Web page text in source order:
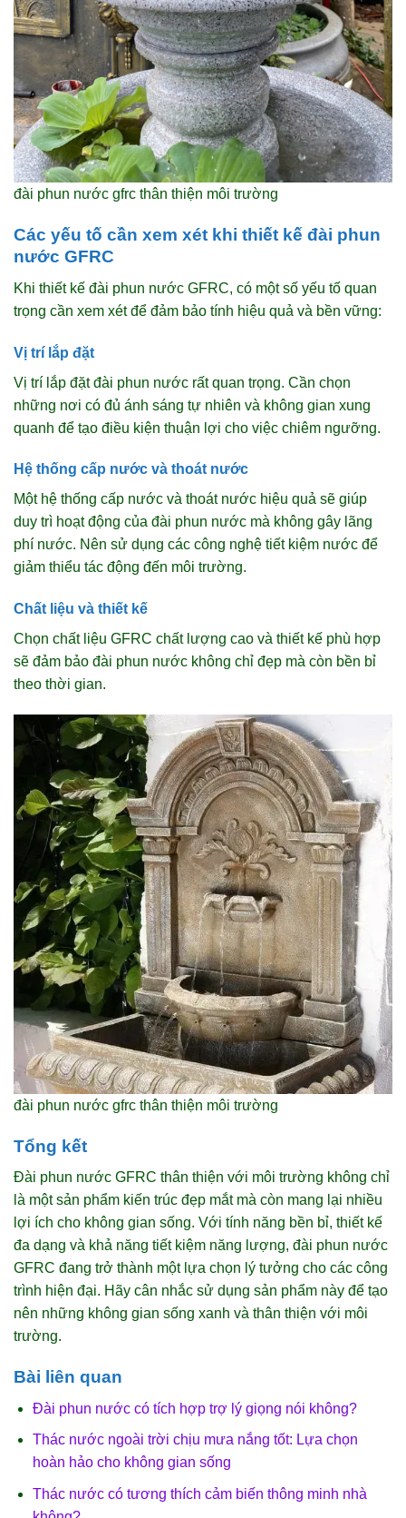
đài phun nước gfrc thân thiện môi trường
Các yếu tố cần xem xét khi thiết kế đài phun
nước GFRC
Khi thiết kế đài phun nước GFRC, có một số yếu tố quan
trọng cần xem xét để đảm bảo tính hiệu quả và bền vững:
Vị trí lắp đặt
Vị trí lắp đặt đài phun nước rất quan trọng. Cần chọn
những nơi có đủ ánh sáng tự nhiên và không gian xung
quanh để tạo điều kiện thuận lợi cho việc chiêm ngưỡng.
Hệ thống cấp nước và thoát nước
Một hệ thống cấp nước và thoát nước hiệu quả sẽ giúp
duy trì hoạt động của đài phun nước mà không gây lãng
phí nước. Nên sử dụng các công nghệ tiết kiệm nước để
giảm thiểu tác động đến môi trường.
Chất liệu và thiết kế
Chọn chất liệu GFRC chất lượng cao và thiết kế phù hợp
sẽ đảm bảo đài phun nước không chỉ đẹp mà còn bền bỉ
theo thời gian.
đài phun nước gfrc thân thiện môi trường
Tổng kết
Đài phun nước GFRC thân thiện với môi trường không chỉ
là một sản phẩm kiến trúc đẹp mắt mà còn mang lại nhiều
lợi ích cho không gian sống. Với tính năng bền bỉ, thiết kế
đa dạng và khả năng tiết kiệm năng lượng, đài phun nước
GFRC đang trở thành một lựa chọn lý tưởng cho các công
trình hiện đại. Hãy cân nhắc sử dụng sản phẩm này để tạo
nên những không gian sống xanh và thân thiện với môi
trường.
Bài liên quan
Đài phun nước có tích hợp trợ lý giọng nói không?
Thác nước ngoài trời chịu mưa nắng tốt: Lựa chọn
hoàn hảo cho không gian sống
Thác nước có tương thích cảm biến thông minh nhà